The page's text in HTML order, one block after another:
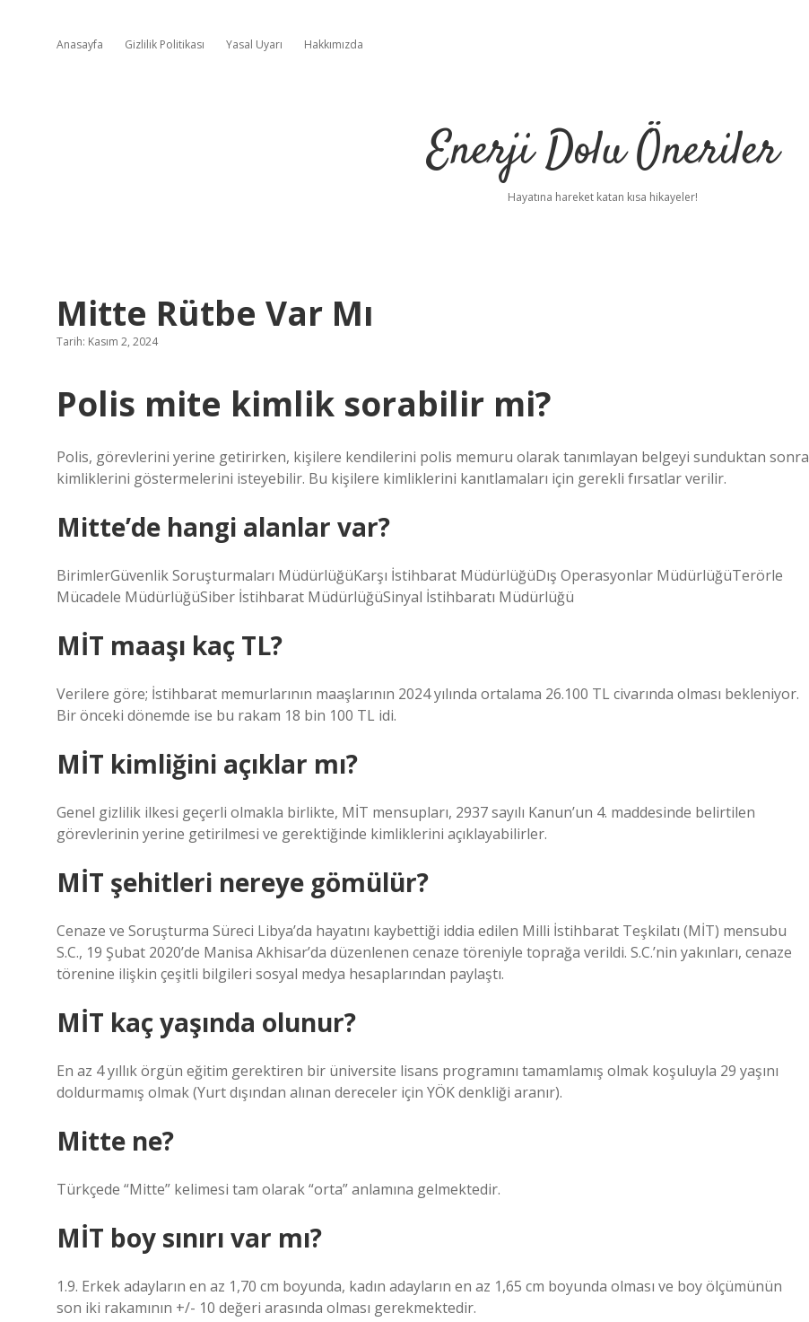
Anasayfa Gizlilik Politikası Yasal Uyarı Hakkımızda
Enerji Dolu Öneriler
Hayatına hareket katan kısa hikayeler!
Mitte Rütbe Var Mı
Tarih: Kasım 2, 2024
Polis mite kimlik sorabilir mi?
Polis, görevlerini yerine getirirken, kişilere kendilerini polis memuru olarak tanımlayan belgeyi sunduktan sonra
kimliklerini göstermelerini isteyebilir. Bu kişilere kimliklerini kanıtlamaları için gerekli fırsatlar verilir.
Mitte’de hangi alanlar var?
BirimlerGüvenlik Soruşturmaları MüdürlüğüKarşı İstihbarat MüdürlüğüDış Operasyonlar MüdürlüğüTerörle
Mücadele MüdürlüğüSiber İstihbarat MüdürlüğüSinyal İstihbaratı Müdürlüğü
MİT maaşı kaç TL?
Verilere göre; İstihbarat memurlarının maaşlarının 2024 yılında ortalama 26.100 TL civarında olması bekleniyor.
Bir önceki dönemde ise bu rakam 18 bin 100 TL idi.
MİT kimliğini açıklar mı?
Genel gizlilik ilkesi geçerli olmakla birlikte, MİT mensupları, 2937 sayılı Kanun’un 4. maddesinde belirtilen
görevlerinin yerine getirilmesi ve gerektiğinde kimliklerini açıklayabilirler.
MİT şehitleri nereye gömülür?
Cenaze ve Soruşturma Süreci Libya’da hayatını kaybettiği iddia edilen Milli İstihbarat Teşkilatı (MİT) mensubu
S.C., 19 Şubat 2020’de Manisa Akhisar’da düzenlenen cenaze töreniyle toprağa verildi. S.C.’nin yakınları, cenaze
törenine ilişkin çeşitli bilgileri sosyal medya hesaplarından paylaştı.
MİT kaç yaşında olunur?
En az 4 yıllık örgün eğitim gerektiren bir üniversite lisans programını tamamlamış olmak koşuluyla 29 yaşını
doldurmamış olmak (Yurt dışından alınan dereceler için YÖK denkliği aranır).
Mitte ne?
Türkçede “Mitte” kelimesi tam olarak “orta” anlamına gelmektedir.
MİT boy sınırı var mı?
1.9. Erkek adayların en az 1,70 cm boyunda, kadın adayların en az 1,65 cm boyunda olması ve boy ölçümünün
son iki rakamının +/- 10 değeri arasında olması gerekmektedir.